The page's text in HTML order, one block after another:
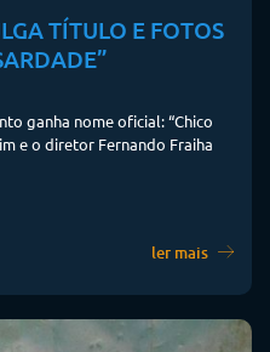
TÍTULO E FOTOS
ganha nome oficial: “Chico
e o diretor Fernando Fraiha
ler mais